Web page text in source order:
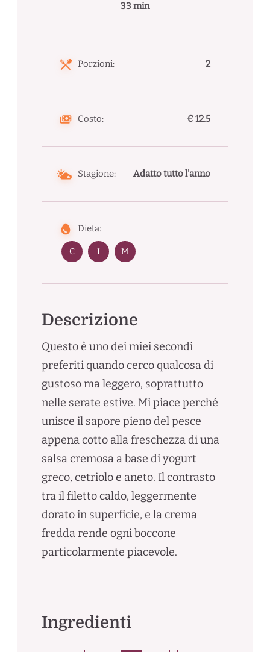
33 min
Porzioni: 2
Costo: € 12.5
Stagione: Adatto tutto l'anno
Dieta:
C I M
Descrizione
Questo è uno dei miei secondi
preferiti quando cerco qualcosa di
gustoso ma leggero, soprattutto
nelle serate estive. Mi piace perché
unisce il sapore pieno del pesce
appena cotto alla freschezza di una
salsa cremosa a base di yogurt
greco, cetriolo e aneto. Il contrasto
tra il filetto caldo, leggermente
dorato in superficie, e la crema
fredda rende ogni boccone
particolarmente piacevole.
Ingredienti